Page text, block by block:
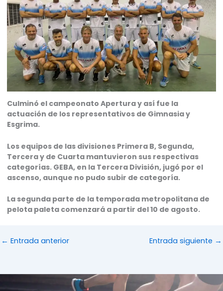
Culminó el campeonato Apertura y así fue la
actuación de los representativos de Gimnasia y
Esgrima.
Los equipos de las divisiones Primera B, Segunda,
Tercera y de Cuarta mantuvieron sus respectivas
categorías. GEBA, en la Tercera División, jugó por el
ascenso, aunque no pudo subir de categoría.
La segunda parte de la temporada metropolitana de
pelota paleta comenzará a partir del 10 de agosto.
← Entrada anterior Entrada siguiente →